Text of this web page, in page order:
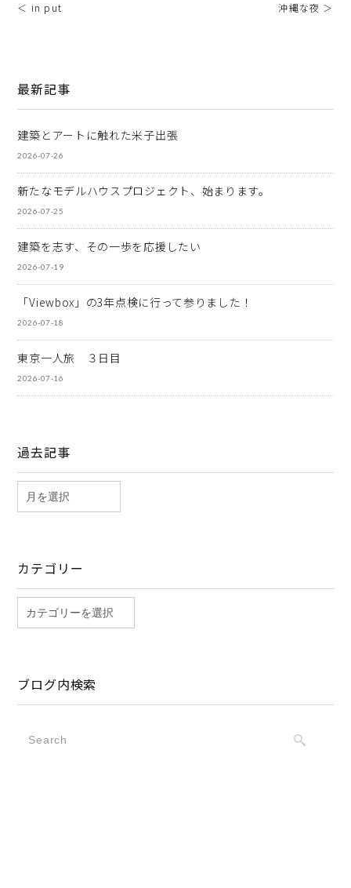
＜ in put 沖縄な夜 ＞
最新記事
建築とアートに触れた米子出張
2026-07-26
新たなモデルハウスプロジェクト、始まります。
2026-07-25
建築を志す、その一歩を応援したい
2026-07-19
「Viewbox」の3年点検に行って参りました！
2026-07-18
東京一人旅 ３日目
2026-07-16
過去記事
カテゴリー
ブログ内検索